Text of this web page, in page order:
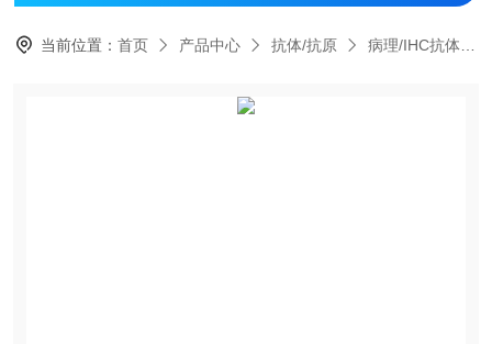
当前位置：首页 产品中心 抗体/抗原 病理/IHC抗体